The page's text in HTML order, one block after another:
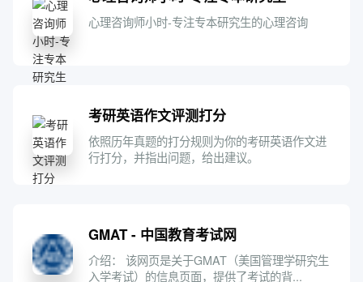
心理咨询师小时-专注专本研究生的心理咨询
考研英语作文评测打分
依照历年真题的打分规则为你的考研英语作文进
行打分，并指出问题，给出建议。
GMAT - 中国教育考试网
介绍： 该网页是关于GMAT（美国管理学研究生
入学考试）的信息页面，提供了考试的背...